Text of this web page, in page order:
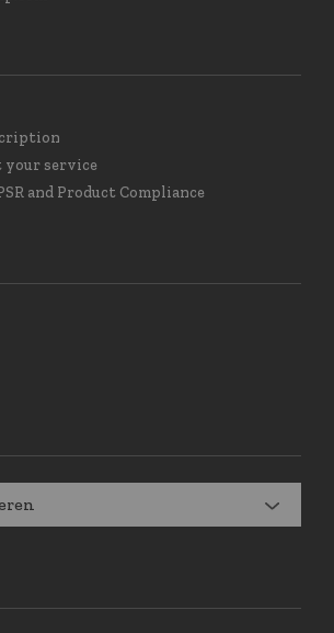
your service
and Product Compliance